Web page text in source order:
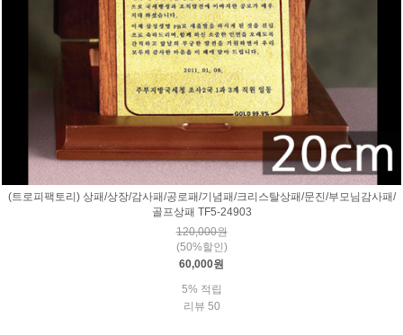
(트로피팩토리) 상패/상장/감사패/공로패/기념패/크리스탈상패/문진/부모님감사패/
골프상패 TF5-24903
120,000원
(50%할인)
60,000원
5% 적립
리뷰 50